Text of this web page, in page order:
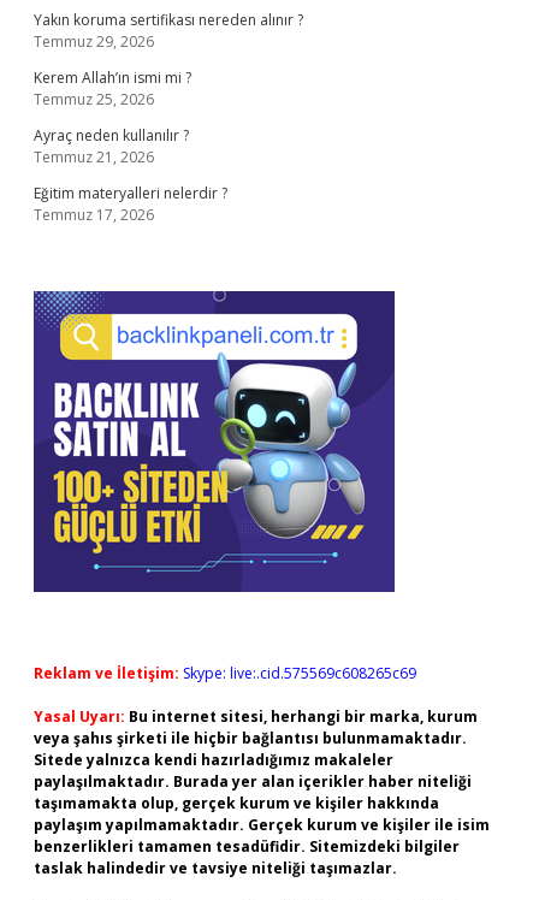
Yakın koruma sertifikası nereden alınır ?
Temmuz 29, 2026
Kerem Allah’ın ismi mi ?
Temmuz 25, 2026
Ayraç neden kullanılır ?
Temmuz 21, 2026
Eğitim materyalleri nelerdir ?
Temmuz 17, 2026
Reklam ve İletişim: Skype: live:.cid.575569c608265c69
Yasal Uyarı: Bu internet sitesi, herhangi bir marka, kurum
veya şahıs şirketi ile hiçbir bağlantısı bulunmamaktadır.
Sitede yalnızca kendi hazırladığımız makaleler
paylaşılmaktadır. Burada yer alan içerikler haber niteliği
taşımamakta olup, gerçek kurum ve kişiler hakkında
paylaşım yapılmamaktadır. Gerçek kurum ve kişiler ile isim
benzerlikleri tamamen tesadüfidir. Sitemizdeki bilgiler
taslak halindedir ve tavsiye niteliği taşımazlar.